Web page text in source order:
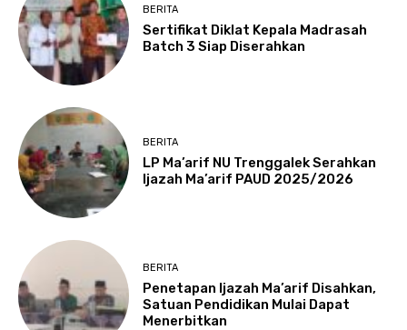
BERITA
Sertifikat Diklat Kepala Madrasah
Batch 3 Siap Diserahkan
BERITA
LP Ma’arif NU Trenggalek Serahkan
Ijazah Ma’arif PAUD 2025/2026
BERITA
Penetapan Ijazah Ma’arif Disahkan,
Satuan Pendidikan Mulai Dapat
Menerbitkan